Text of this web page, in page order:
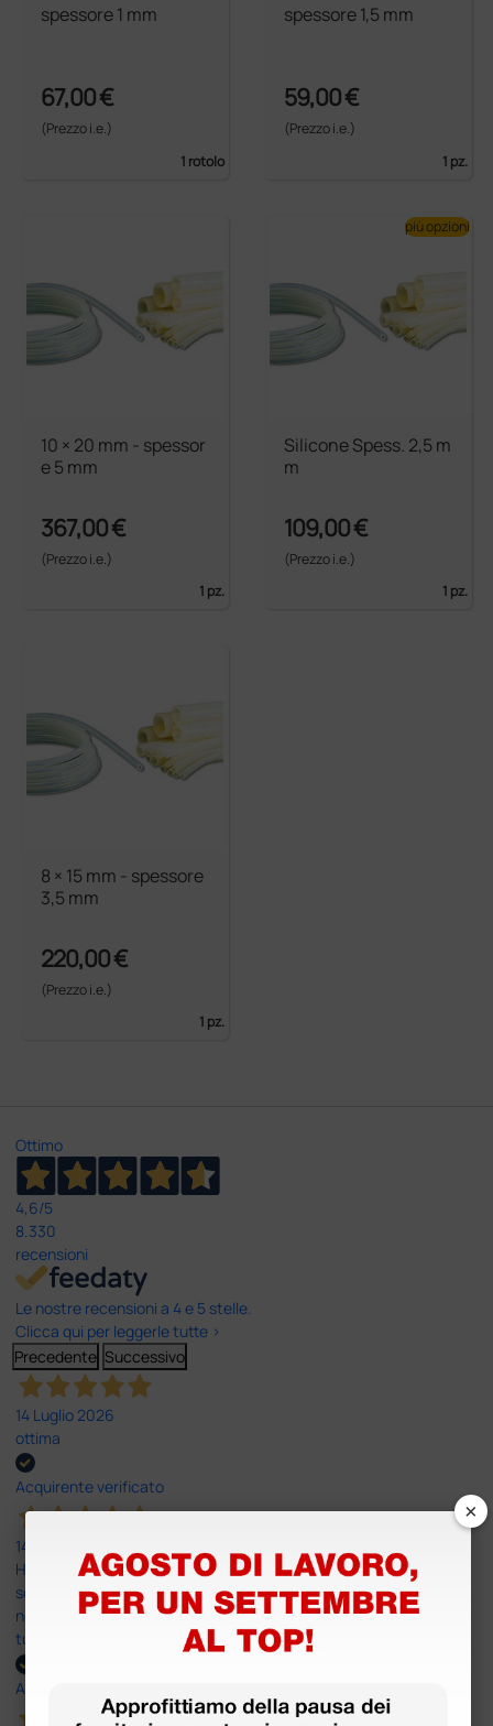
spessore 1 mm
67,00 €
(Prezzo i.e.)
1 rotolo
spessore 1,5 mm
59,00 €
(Prezzo i.e.)
1 pz.
10 × 20 mm - spessor
e 5 mm
367,00 €
(Prezzo i.e.)
1 pz.
Silicone Spess. 2,5 m
m
109,00 €
(Prezzo i.e.)
1 pz.
più opzioni
8 × 15 mm - spessore
3,5 mm
220,00 €
(Prezzo i.e.)
1 pz.
Ottimo
4,6/5
8.330
recensioni
Le nostre recensioni a 4 e 5 stelle.
Clicca qui per leggerle tutte >
Precedente Successivo
14 Luglio 2026
ottima
Acquirente verificato
14 Luglio 2026
Ho acquistato un ecografo da Doctor Shop e sono rimasto molto
soddisfatto dell'esperienza. Apparecchiatura di qualità, consegna
nei tempi previsti e un servizio clienti disponibile che ha risposto a
tutti i miei dubbi prima dell'acquisto. Consigliato
Acquirente verificato
×